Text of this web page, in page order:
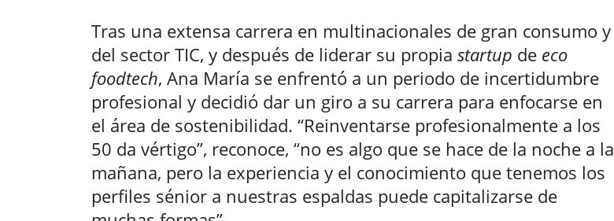
Tras una extensa carrera en multinacionales de gran consumo y
del sector TIC, y después de liderar su propia startup de eco
foodtech, Ana María se enfrentó a un periodo de incertidumbre
profesional y decidió dar un giro a su carrera para enfocarse en
el área de sostenibilidad. “Reinventarse profesionalmente a los
50 da vértigo”, reconoce, “no es algo que se hace de la noche a la
mañana, pero la experiencia y el conocimiento que tenemos los
perfiles sénior a nuestras espaldas puede capitalizarse de